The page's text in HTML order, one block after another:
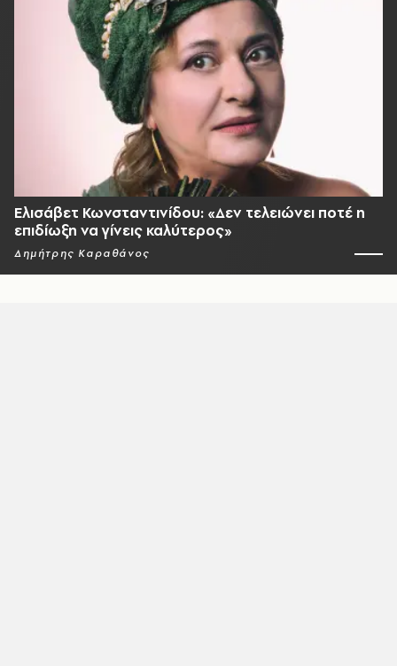
Ελισάβετ Κωνσταντινίδου: «Δεν τελειώνει ποτέ η
επιδίωξη να γίνεις καλύτερος»
Δημήτρης Καραθάνος